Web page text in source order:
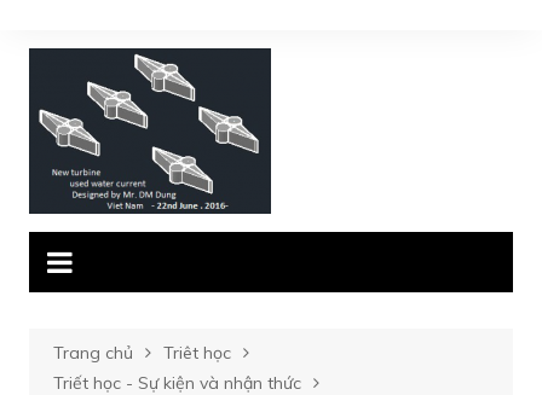
đến
Trang chủ
Triêt học
Triết học - Sự kiện và nhận thức